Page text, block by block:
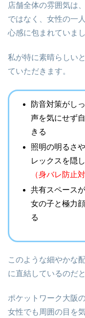
店舗全体の雰囲気は
ではなく、女性の一
心感に包まれていまし
私が特に素晴らしい
ていただきます。
防音対策がし
声を気にせず
きる
照明の明るさ
レックスを隠
（身バレ防止
共有スペース
女の子と極力
る
このような細やかな
に直結しているのだ
ポケットワーク大阪
女性でも周囲の目を